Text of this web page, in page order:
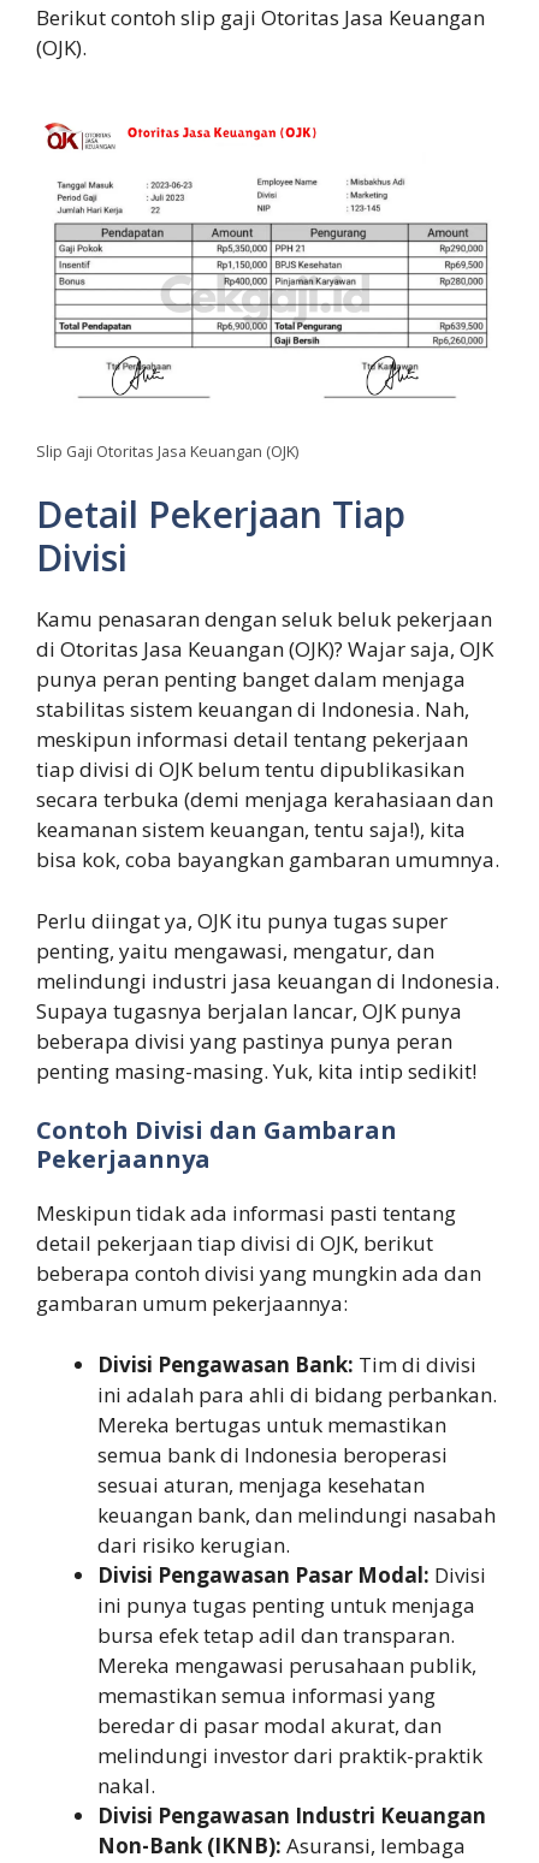
Berikut contoh slip gaji Otoritas Jasa Keuangan
(OJK).
Slip Gaji Otoritas Jasa Keuangan (OJK)
Detail Pekerjaan Tiap
Divisi
Kamu penasaran dengan seluk beluk pekerjaan
di Otoritas Jasa Keuangan (OJK)? Wajar saja, OJK
punya peran penting banget dalam menjaga
stabilitas sistem keuangan di Indonesia. Nah,
meskipun informasi detail tentang pekerjaan
tiap divisi di OJK belum tentu dipublikasikan
secara terbuka (demi menjaga kerahasiaan dan
keamanan sistem keuangan, tentu saja!), kita
bisa kok, coba bayangkan gambaran umumnya.
Perlu diingat ya, OJK itu punya tugas super
penting, yaitu mengawasi, mengatur, dan
melindungi industri jasa keuangan di Indonesia.
Supaya tugasnya berjalan lancar, OJK punya
beberapa divisi yang pastinya punya peran
penting masing-masing. Yuk, kita intip sedikit!
Contoh Divisi dan Gambaran
Pekerjaannya
Meskipun tidak ada informasi pasti tentang
detail pekerjaan tiap divisi di OJK, berikut
beberapa contoh divisi yang mungkin ada dan
gambaran umum pekerjaannya:
Divisi Pengawasan Bank: Tim di divisi
ini adalah para ahli di bidang perbankan.
Mereka bertugas untuk memastikan
semua bank di Indonesia beroperasi
sesuai aturan, menjaga kesehatan
keuangan bank, dan melindungi nasabah
dari risiko kerugian.
Divisi Pengawasan Pasar Modal: Divisi
ini punya tugas penting untuk menjaga
bursa efek tetap adil dan transparan.
Mereka mengawasi perusahaan publik,
memastikan semua informasi yang
beredar di pasar modal akurat, dan
melindungi investor dari praktik-praktik
nakal.
Divisi Pengawasan Industri Keuangan
Non-Bank (IKNB): Asuransi, lembaga